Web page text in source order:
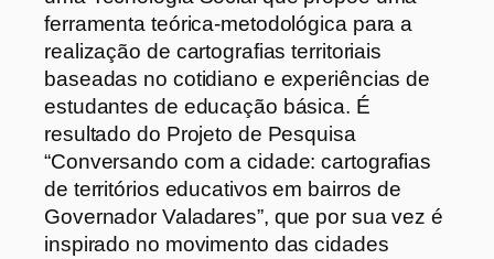
ferramenta teórica-metodológica para a
realização de cartografias territoriais
baseadas no cotidiano e experiências de
estudantes de educação básica. É
resultado do Projeto de Pesquisa
“Conversando com a cidade: cartografias
de territórios educativos em bairros de
Governador Valadares”, que por sua vez é
inspirado no movimento das cidades